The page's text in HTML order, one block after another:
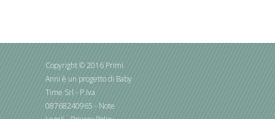
Copyright © 2016 Primi
Anni è un progetto di Baby
Time Srl - P.Iva
08768240965 - Note